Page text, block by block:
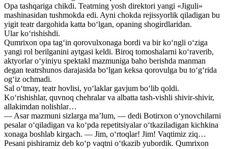
Opa tashqariga chikdi. Teatrning yosh direktori yangi «Jiguli»
mashinasidan tushmokda edi. Ayni chokda rejissyorlik qiladigan bu
yigit teatr dargohida katta bo‘lgan, opaning shogirdlaridan.
Ular ko‘rishishdi.
Qumrixon opa tag‘in qorovulxonaga bordi va bir ko‘ngli o‘ziga
yangi rol berilganini aytgasi keldi. Biroq tomoshalarni ko‘raverib,
aktyorlar o‘yiniyu spektakl mazmuniga baho berishda manman
degan teatrshunos darajasida bo‘lgan keksa qorovulga bu to‘g‘rida
og‘iz ochmadi.
Sal o‘tmay, teatr hovlisi, yo‘laklar gavjum bo‘lib qoldi.
Ko‘rishishlar, quvnoq chehralar va albatta tash-vishli shivir-shivir,
allakimdan nolishlar…
— Asar mazmuni sizlarga ma’lum, — dedi Botirxon o‘ynovchilarni
pesalar o‘qiladigan va ko‘pda repetitsiyalar o‘tkaziladigan kichkina
xonaga boshlab kirgach. — Jim, o‘rtoqlar! Jim! Vaqtimiz ziq…
Pesani pishiramiz deb ko‘p vaqtni o‘tkazib yubordik. Qumrixon